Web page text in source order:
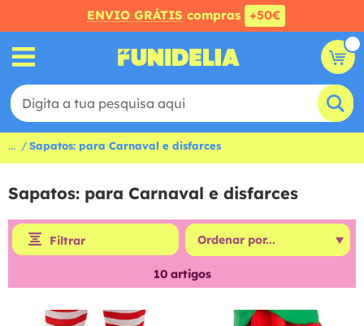
ENVIO GRÁTIS compras +50€
... Sapatos: para Carnaval e disfarces
Sapatos: para Carnaval e disfarces
Filtrar
10artigos